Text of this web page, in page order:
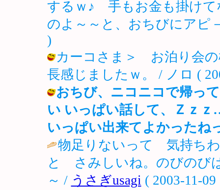
するｗ♪ 手もお金も掛けて
のよ～～と、おちびにアピ
)
カーコさま＞ お泊り会の
長感じましたｗ。 / ノロ (
おちび、ニコニコで帰っ
い いっぱい話して、Ｚｚ
いっぱい出来てよかったね
物足りないって 気持ち
と さみしいね。のびの
～ / うさぎusagi ( 2003-11-09